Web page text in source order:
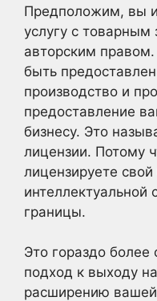
Предположим, вы
услугу с товарным
авторским
быть
производство и
предоставление
бизнесу. Это
лицензии. Потому
лицензируете
интеллектуальной
границы.
Это гораздо
подход к выходу
расширению